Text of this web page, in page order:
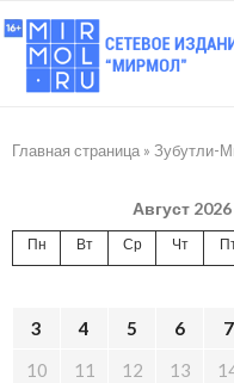
Главная страница » Зубутли-
Август 2026
Пн Вт Ср Чт
3
4 5 6 7
10
11 12 13